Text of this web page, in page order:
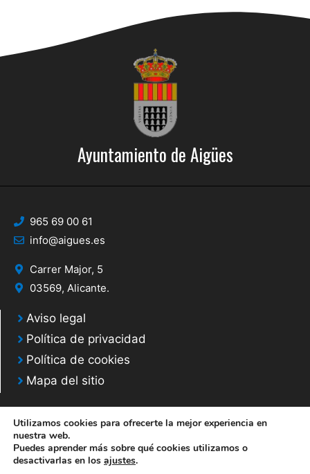
Ayuntamiento de Aigües
965 69 00 61
info@aigues.es
Carrer Major, 5
03569, Alicante.
Aviso legal
Política de privacidad
Política de cookies
Mapa del sitio
© 2020 Web desarrollada por el Servicio de Informática de Diputación de
Utilizamos cookies para ofrecerte la mejor experiencia en
nuestra web.
Puedes aprender más sobre qué cookies utilizamos o
desactivarlas en los ajustes.